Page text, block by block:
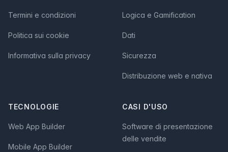
Termini e condizioni
Politica sui cookie
Informativa sulla privacy
Logica e Gamification
Dati
Sicurezza
Distribuzione web e nativa
TECNOLOGIE
Web App Builder
Mobile App Builder
CASI D'USO
Software di presentazione
delle vendite